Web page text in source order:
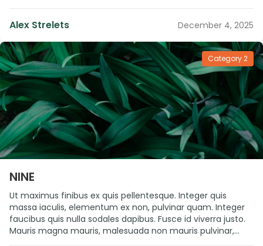
elementum est vel lacus vestibulum […]
Alex Strelets December 4, 2025
”
Category 2
NINE
Ut maximus finibus ex quis pellentesque. Integer quis
massa iaculis, elementum ex non, pulvinar quam. Integer
faucibus quis nulla sodales dapibus. Fusce id viverra justo.
Mauris magna mauris, malesuada non mauris pulvinar,